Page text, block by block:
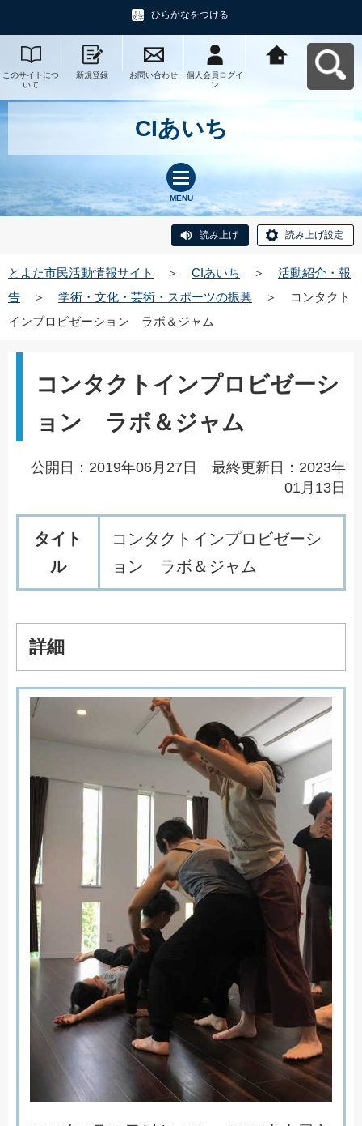
ひらがなをつける
このサイトにつ
いて
新規登録 お問い合わせ
個人会員ログイ
ン
CIあいち
MENU
読み上げ 読み上げ設定
とよた市民活動情報サイト ＞ CIあいち ＞
活動紹介・報
告
＞ 学術・文化・芸術・スポーツの振興 ＞
コンタクト
インプロビゼーション ラボ＆ジャム
コンタクトインプロビゼーシ
ョン ラボ＆ジャム
公開日：2019年06月27日 最終更新日：2023年
01月13日
タイト
ル
コ ンタ ク ト イ ンプロ ビゼーシ
ョ ン ラボ ＆ ジャ ム
詳細